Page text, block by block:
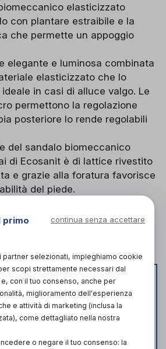
elasticizzato
con plantare estraibile e la
che permette un appoggio
elegante e luminosa combinata
elasticizzato che lo
in casi di alluce valgo. Le
permettono la regolazione
posteriore lo rende regolabili
del sandalo biomeccanico
di Ecosanit è di lattice rivestito
e grazie alla foratura favorisce
del piede.
e biomeccanica,
la pressione sulla pianta del
di tutta la
non
disponibile
vicino a te che, in poco tempo,
disponibile il prodotto o una sua
alternativa!
primo
continua senza accettare
partner selezionati, impieghiamo cookie
scopi strettamente necessari dal
con il tuo consenso, anche per
miglioramento dell'esperienza
e attività di marketing (inclusa la
come dettagliato nella nostra
o negare il tuo consenso: la